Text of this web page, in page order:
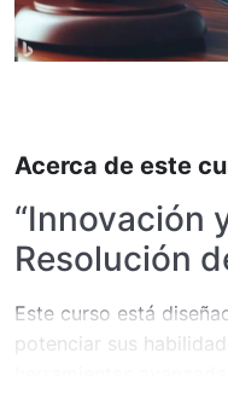
Acerca de este
“Innovación
Resolución
Este curso está
potenciar sus